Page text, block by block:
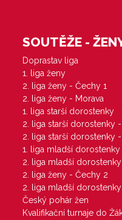
SOUTĚŽE -
Doprastav liga
1. liga ženy
2. liga ženy - Čechy 1
2. liga ženy - Morava
1. liga starší dorostenky
2. liga starší dorostenky
2. liga starší dorostenky
1. liga mladší dorostenky
2. liga mladší
2. liga ženy - Čechy 2
2. liga mladší
Český pohár žen
Kvalifikační turnaje do